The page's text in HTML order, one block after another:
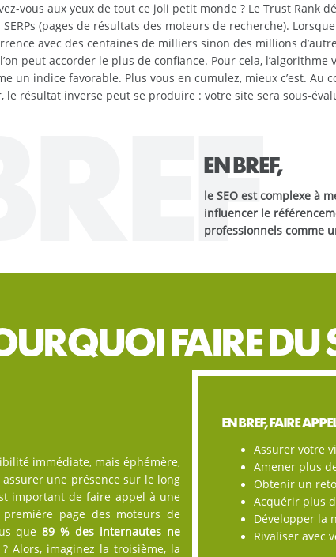
vous aux yeux de tout ce joli petit monde ? Le Trust Rank
(pages de résultats des moteurs de recherche).
avec des centaines de milliers sinon des millions
peut accorder le plus de confiance. Pour cela,
un indice favorable. Plus vous en cumulez, mieux c’est.
résultat inverse peut se produire : votre site sera sous-
EN BREF,
le SEO est complexe à
influencer le
professionnels comme
FAIRE DU
immédiate, mais éphémère,
une présence sur le long
important de faire appel à une
page des moteurs de
que89 % des internautes ne
? Alors, imaginez la troisième, la
EN BREF, FAIRE
Assurer votre
Amener plus
Obtenir un
Acquérir plus
Développer la
Rivaliser avec